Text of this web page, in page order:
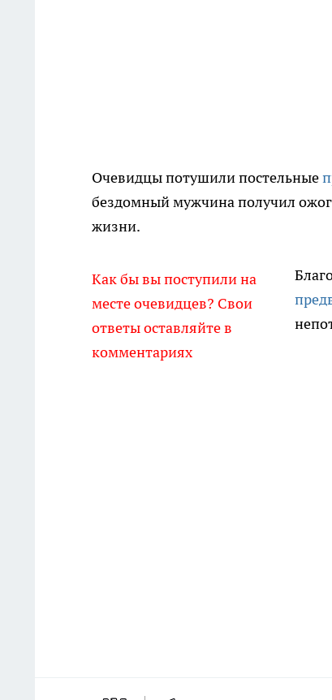
Очевидцы потушили постельные
бездомный мужчина получил
жизни.
Как бы вы поступили на
месте очевидцев? Свои
ответы оставляйте в
комментариях